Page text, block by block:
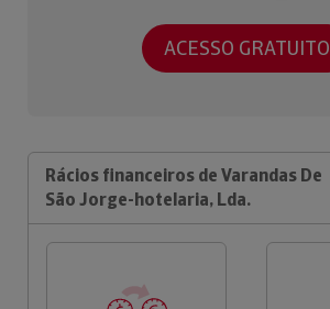
ACESSO GRATUITO
Rácios financeiros de Varandas De
São Jorge-hotelaria, Lda.